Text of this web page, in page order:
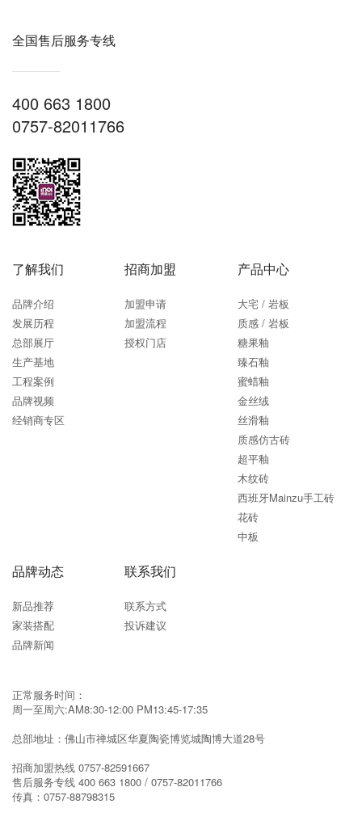
全国售后服务专线
400 663 1800
0757-82011766
了解我们
品牌介绍
发展历程
总部展厅
生产基地
工程案例
品牌视频
经销商专区
招商加盟
加盟申请
加盟流程
授权门店
产品中心
大宅 / 岩板
质感 / 岩板
糖果釉
臻石釉
蜜蜡釉
金丝绒
丝滑釉
质感仿古砖
超平釉
木纹砖
西班牙Mainzu手工砖
花砖
中板
品牌动态
新品推荐
家装搭配
品牌新闻
联系我们
联系方式
投诉建议
正常服务时间：
周一至周六:AM8:30-12:00 PM13:45-17:35
总部地址：佛山市禅城区华夏陶瓷博览城陶博大道28号
招商加盟热线 0757-82591667
售后服务专线 400 663 1800 / 0757-82011766
传真： 0757-88798315